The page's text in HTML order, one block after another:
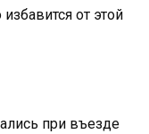
от этой
при въезде